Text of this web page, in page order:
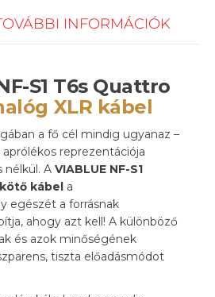
INFORMÁCIÓK
S1 T6s Quattro
XLR kábel
a fő cél mindig ugyanaz –
reprezentációja
nélkül. A VIABLUE NF-S1
kábel a
egészét a forrásnak
ahogy azt kell! A különböző
és azok minőségének
tiszta előadásmódot